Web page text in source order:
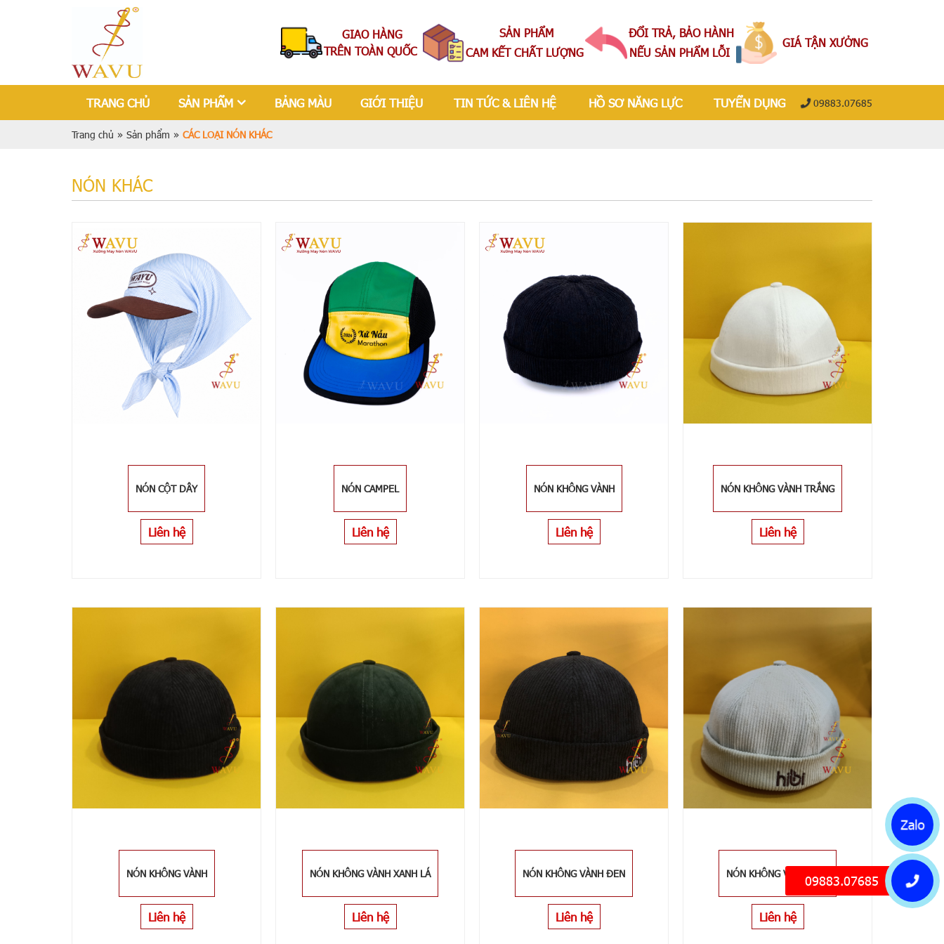
GIAO HÀNG
TRÊN TOÀN QUỐC
SẢN PHẨM
CAM KẾT CHẤT LƯỢNG
ĐỔI TRẢ, BẢO HÀNH
NẾU SẢN PHẨM LỖI
GIÁ TẬN XƯỞNG
TRANG CHỦ SẢN PHẨM BẢNG MÀU GIỚI THIỆU TIN TỨC & LIÊN HỆ HỒ SƠ NĂNG LỰC TUYỂN DỤNG 09883.07685
Trang chủ » Sản phẩm » CÁC LOẠI NÓN KHÁC
NÓN KHÁC
NÓN CỘT DÂY
Liên hệ
NÓN CAMPEL
Liên hệ
NÓN KHÔNG VÀNH
Liên hệ
NÓN KHÔNG VÀNH TRẮNG
Liên hệ
NÓN KHÔNG VÀNH
Liên hệ
NÓN KHÔNG VÀNH XANH LÁ
Liên hệ
NÓN KHÔNG VÀNH ĐEN
Liên hệ
NÓN KHÔNG VÀNH XÁM
Liên hệ
Zalo
09883.07685